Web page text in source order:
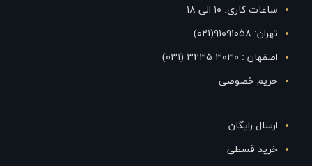
ساعات کاری: ۱۰ الی ۱۸
تهران: ۹۱۰۹۱۰۵۸(۰۲۱)
اصفهان : ۳۰۳۰ ۳۲۳۵ (۰۳۱)
حریم خصوصی
ارسال رایگان
خرید قسطی